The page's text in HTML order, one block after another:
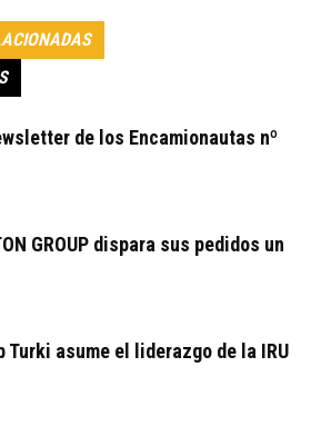
de los Encamionautas nº
GROUP dispara sus pedidos un
Turki asume el liderazgo de la IRU